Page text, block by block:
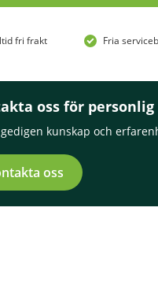
fri frakt Fria
oss för
kunskap och
oss